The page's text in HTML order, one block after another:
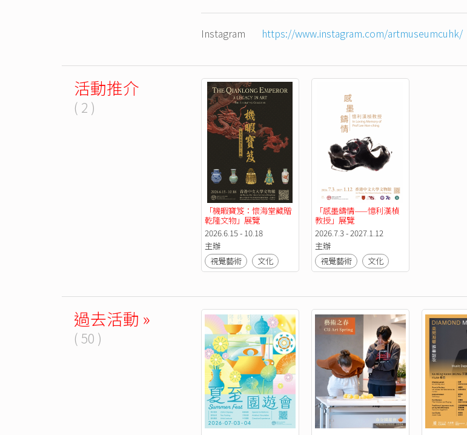
Instagram https://www.instagram.com/artmuseumcuhk/
活動推介
( 2 )
「機暇寶笈：懷海堂藏贈
乾隆文物」展覽
2026.6.15 - 10.18
主辦
視覺藝術
文化
「感墨鑄情——憶利漢楨
教授」展覽
2026.7.3 - 2027.1.12
主辦
視覺藝術
文化
過去活動 »
( 50 )